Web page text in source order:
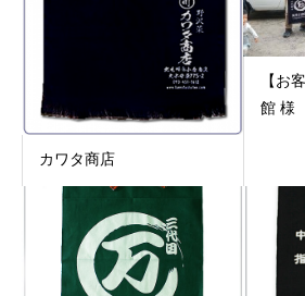
カワタ商店
【お
館 様